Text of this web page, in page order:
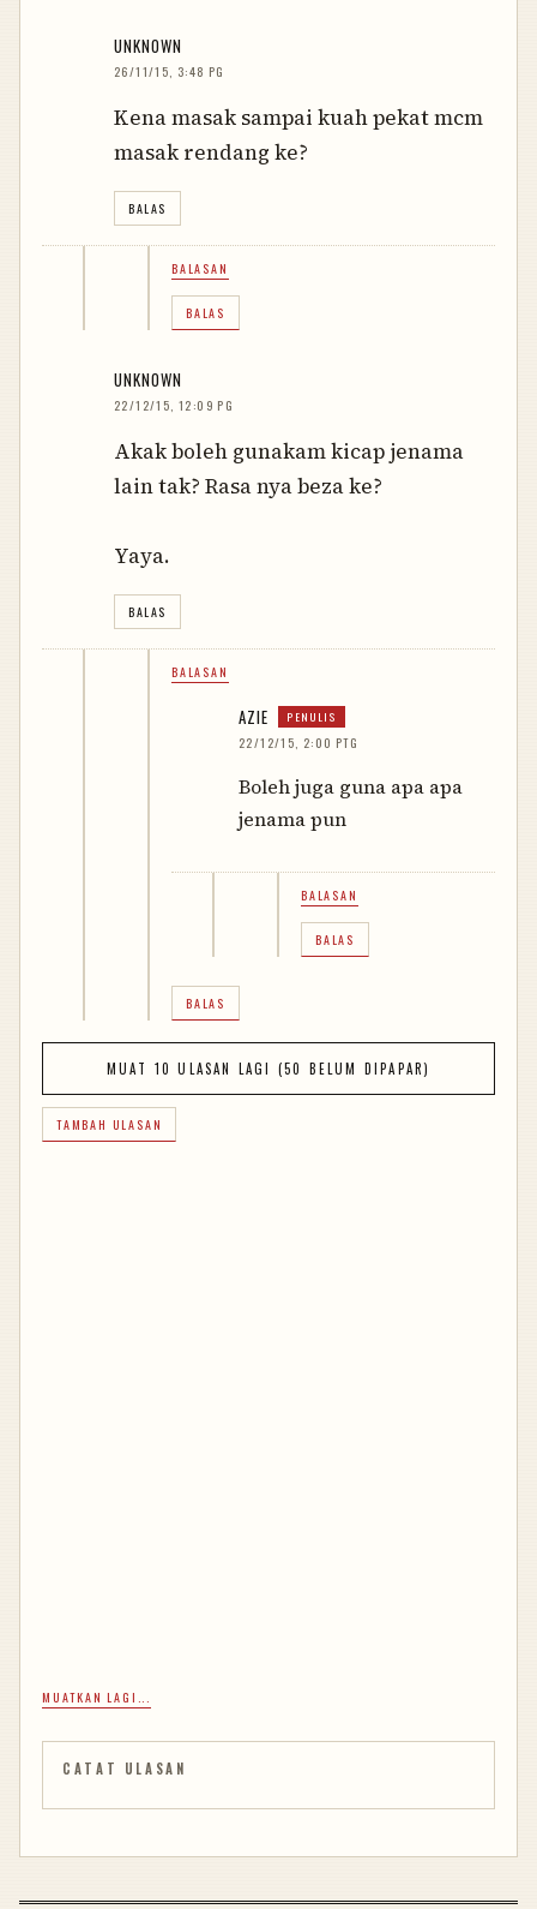
UNKNOWN
26/11/15, 3:48 PG
Kena masak sampai kuah pekat mcm
masak rendang ke?
BALAS
BALASAN
BALAS
UNKNOWN
22/12/15, 12:09 PG
Akak boleh gunakam kicap jenama
lain tak? Rasa nya beza ke?
Yaya.
BALAS
BALASAN
AZIE
22/12/15, 2:00 PTG
Boleh juga guna apa apa
jenama pun
BALASAN
BALAS
BALAS
MUAT 10 ULASAN LAGI (50 BELUM DIPAPAR)
TAMBAH ULASAN
MUATKAN LAGI...
CATAT ULASAN